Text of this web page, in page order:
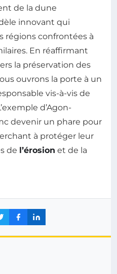
de la dune
innovant qui
régions confrontées à
En réaffirmant
la préservation des
ouvrons la porte à un
vis-à-vis de
d’Agon-
devenir un phare pour
à protéger leur
de l’érosion et de la